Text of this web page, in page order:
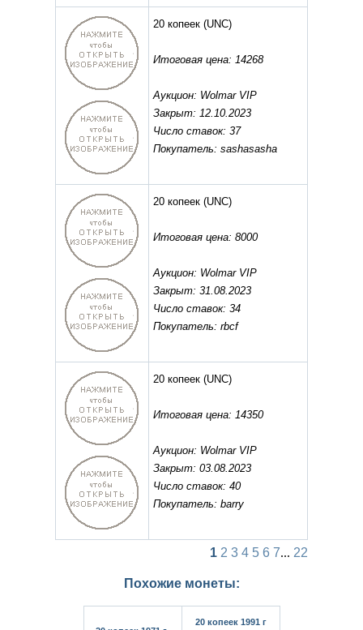
20 копеек (UNC)
Итоговая цена: 14268
Аукцион: Wolmar VIP
Закрыт: 12.10.2023
Число ставок: 37
Покупатель: sashasasha
20 копеек (UNC)
Итоговая цена: 8000
Аукцион: Wolmar VIP
Закрыт: 31.08.2023
Число ставок: 34
Покупатель: rbcf
20 копеек (UNC)
Итоговая цена: 14350
Аукцион: Wolmar VIP
Закрыт: 03.08.2023
Число ставок: 40
Покупатель: barry
1 2 3 4 5 6 7... 22
Похожие монеты:
20 копеек 1991 г